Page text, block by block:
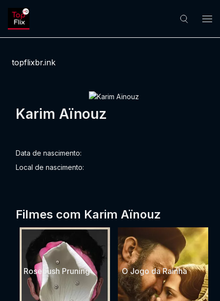
topflixbr.ink
Karim Aïnouz
Data de nascimento:
Local de nascimento:
Filmes com Karim Aïnouz
Rosebush Pruning O Jogo da Rainha